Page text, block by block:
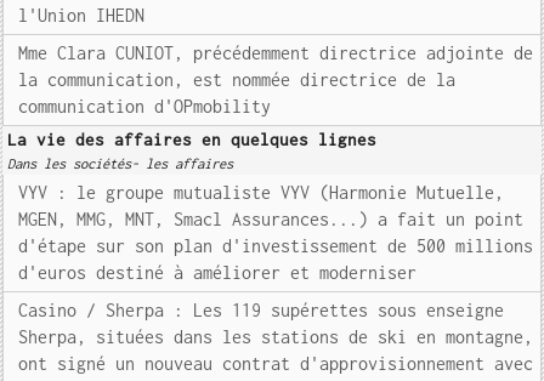
l'Union IHEDN
Mme Clara CUNIOT, précédemment directrice adjointe de
la communication, est nommée directrice de la
communication d'OPmobility
La vie des affaires en quelques lignes
Dans les sociétés- les affaires
VYV : le groupe mutualiste VYV (Harmonie Mutuelle,
MGEN, MMG, MNT, Smacl Assurances...) a fait un point
d'étape sur son plan d'investissement de 500 millions
d'euros destiné à améliorer et moderniser
Casino / Sherpa : Les 119 supérettes sous enseigne
Sherpa, situées dans les stations de ski en montagne,
ont signé un nouveau contrat d'approvisionnement avec